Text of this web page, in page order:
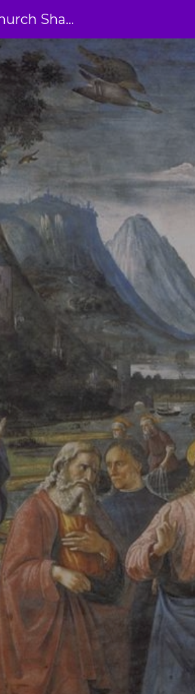
Skip to main content
Sacred Heart Of Jesus Church Shamboor